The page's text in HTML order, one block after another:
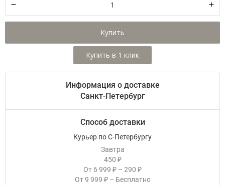
Купить
Информация о доставке
Санкт-Петербург
Способ доставки
Курьер по С-Петербургу
Завтра
450 ₽
От 6 999 ₽ – 290 ₽
От 9 999 ₽ – Бесплатно